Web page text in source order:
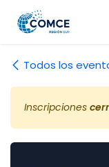
Todos los
Inscripciones